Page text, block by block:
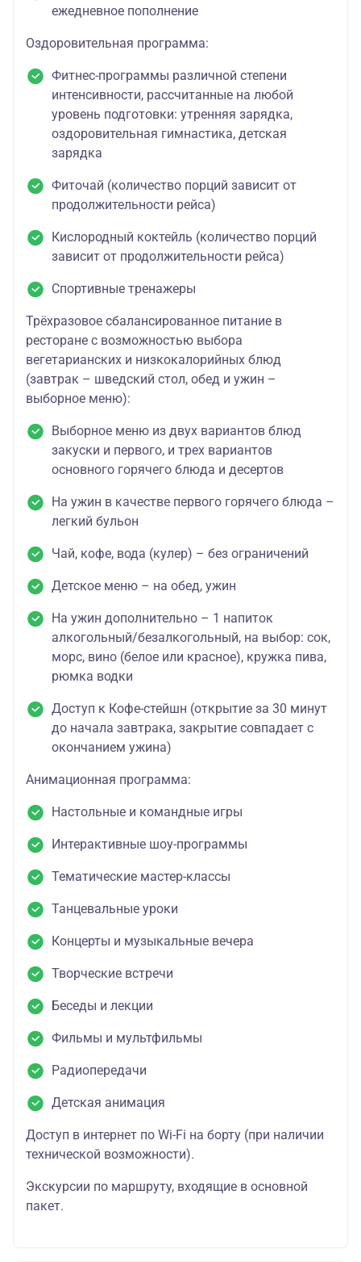
ежедневное пополнение
Оздоровительная программа:
Фитнес-программы различной степени
интенсивности, рассчитанные на любой
уровень подготовки: утренняя зарядка,
оздоровительная гимнастика, детская
зарядка
Фиточай (количество порций зависит от
продолжительности рейса)
Кислородный коктейль (количество порций
зависит от продолжительности рейса)
Спортивные тренажеры
Трёхразовое сбалансированное питание в
ресторане с возможностью выбора
вегетарианских и низкокалорийных блюд
(завтрак – шведский стол, обед и ужин –
выборное меню):
Выборное меню из двух вариантов блюд
закуски и первого, и трех вариантов
основного горячего блюда и десертов
На ужин в качестве первого горячего блюда –
легкий бульон
Чай, кофе, вода (кулер) – без ограничений
Детское меню – на обед, ужин
На ужин дополнительно – 1 напиток
алкогольный/безалкогольный, на выбор: сок,
морс, вино (белое или красное), кружка пива,
рюмка водки
Доступ к Кофе-стейшн (открытие за 30 минут
до начала завтрака, закрытие совпадает с
окончанием ужина)
Анимационная программа:
Настольные и командные игры
Интерактивные шоу-программы
Тематические мастер-классы
Танцевальные уроки
Концерты и музыкальные вечера
Творческие встречи
Беседы и лекции
Фильмы и мультфильмы
Радиопередачи
Детская анимация
Доступ в интернет по Wi-Fi на борту (при наличии
технической возможности).
Экскурсии по маршруту, входящие в основной
пакет.